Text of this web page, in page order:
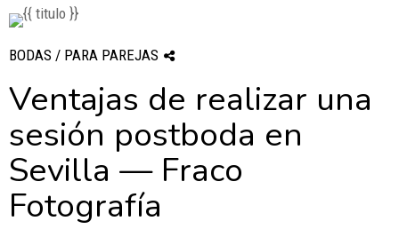
BODAS / PARA PAREJAS
Ventajas de realizar una
sesión postboda en
Sevilla — Fraco
Fotografía